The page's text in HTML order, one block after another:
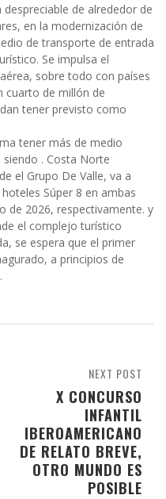
de alrededor de
en la modernización de
de transporte de entrada
Se impulsa el
sobre todo con países
cuarto de millón de
tener previsto como
tener más de medio
. Costa Norte
el Grupo De Valle, va a
Súper 8 en ambas
de 2026, respectivamente. y
el complejo turístico
se espera que el primer
a principios de
NEXT POST
X CONCURSO
INFANTIL
IBEROAMERICANO
DE RELATO BREVE,
OTRO MUNDO ES
POSIBLE